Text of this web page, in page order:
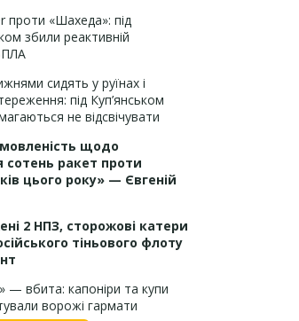
проти «Шахеда»: під
збили реактивній
сидять у руїнах і
під Куп’янськом
не відсвічувати
щодо
сотень ракет проти
цього року» — Євгеній
2 НПЗ, сторожові катери
тіньового флоту
— вбита: капоніри та купи
ворожі гармати